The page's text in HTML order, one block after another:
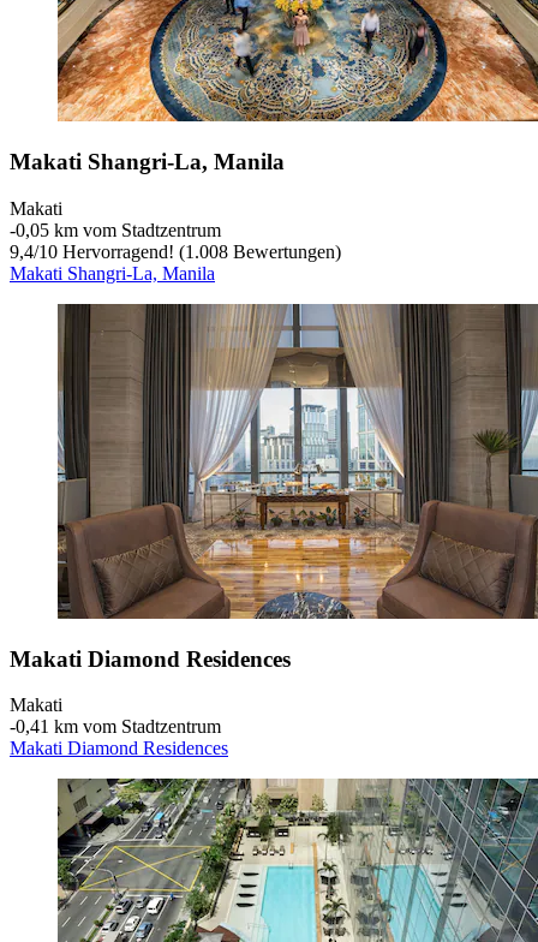
Makati Shangri-La, Manila
Makati
‐0,05 km vom Stadtzentrum
9,4/10 Hervorragend! (1.008 Bewertungen)
Makati Shangri-La, Manila
Makati Diamond Residences
Makati
‐0,41 km vom Stadtzentrum
Makati Diamond Residences